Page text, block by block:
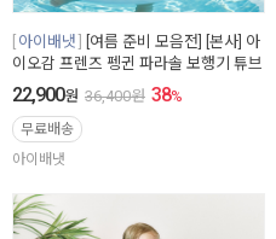
아이배냇
[여름 준비 모음전] [본사] 아
이오감 프렌즈 펭귄 파라솔 보행기 튜브
22,900원 36,400원 38%
무료배송
아이배냇